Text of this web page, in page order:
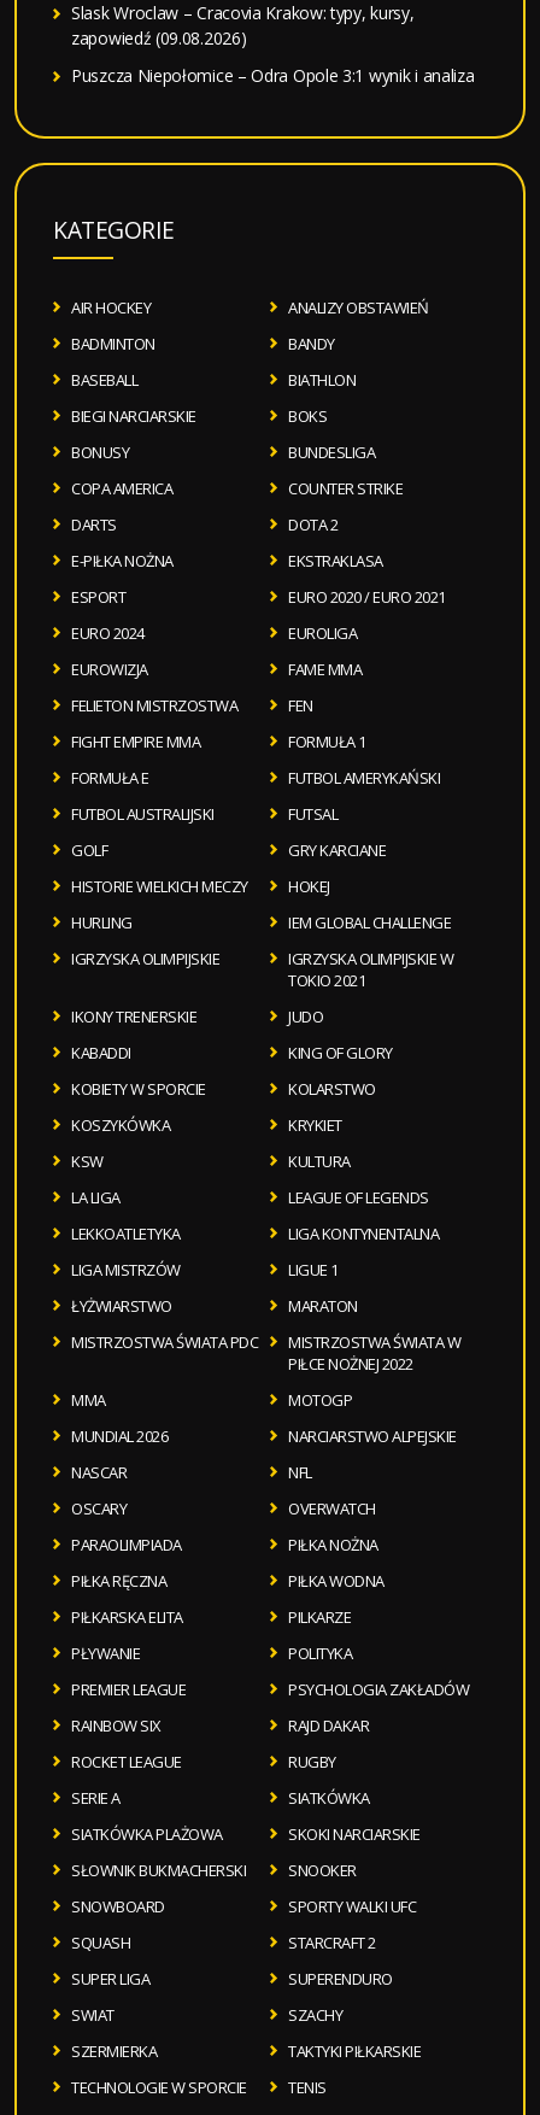
Slask Wroclaw – Cracovia Krakow: typy, kursy,
zapowiedź (09.08.2026)
Puszcza Niepołomice – Odra Opole 3:1 wynik i analiza
KATEGORIE
AIR HOCKEY
ANALIZY OBSTAWIEŃ
BADMINTON
BANDY
BASEBALL
BIATHLON
BIEGI NARCIARSKIE
BOKS
BONUSY
BUNDESLIGA
COPA AMERICA
COUNTER STRIKE
DARTS
DOTA 2
E-PIŁKA NOŻNA
EKSTRAKLASA
ESPORT
EURO 2020 / EURO 2021
EURO 2024
EUROLIGA
EUROWIZJA
FAME MMA
FELIETON MISTRZOSTWA
FEN
FIGHT EMPIRE MMA
FORMUŁA 1
FORMUŁA E
FUTBOL AMERYKAŃSKI
FUTBOL AUSTRALIJSKI
FUTSAL
GOLF
GRY KARCIANE
HISTORIE WIELKICH MECZY
HOKEJ
HURLING
IEM GLOBAL CHALLENGE
IGRZYSKA OLIMPIJSKIE
IGRZYSKA OLIMPIJSKIE W
TOKIO 2021
IKONY TRENERSKIE
JUDO
KABADDI
KING OF GLORY
KOBIETY W SPORCIE
KOLARSTWO
KOSZYKÓWKA
KRYKIET
KSW
KULTURA
LA LIGA
LEAGUE OF LEGENDS
LEKKOATLETYKA
LIGA KONTYNENTALNA
LIGA MISTRZÓW
LIGUE 1
ŁYŻWIARSTWO
MARATON
MISTRZOSTWA ŚWIATA PDC
MISTRZOSTWA ŚWIATA W
PIŁCE NOŻNEJ 2022
MMA
MOTOGP
MUNDIAL 2026
NARCIARSTWO ALPEJSKIE
NASCAR
NFL
OSCARY
OVERWATCH
PARAOLIMPIADA
PIŁKA NOŻNA
PIŁKA RĘCZNA
PIŁKA WODNA
PIŁKARSKA ELITA
PILKARZE
PŁYWANIE
POLITYKA
PREMIER LEAGUE
PSYCHOLOGIA ZAKŁADÓW
RAINBOW SIX
RAJD DAKAR
ROCKET LEAGUE
RUGBY
SERIE A
SIATKÓWKA
SIATKÓWKA PLAŻOWA
SKOKI NARCIARSKIE
SŁOWNIK BUKMACHERSKI
SNOOKER
SNOWBOARD
SPORTY WALKI UFC
SQUASH
STARCRAFT 2
SUPER LIGA
SUPERENDURO
SWIAT
SZACHY
SZERMIERKA
TAKTYKI PIŁKARSKIE
TECHNOLOGIE W SPORCIE
TENIS